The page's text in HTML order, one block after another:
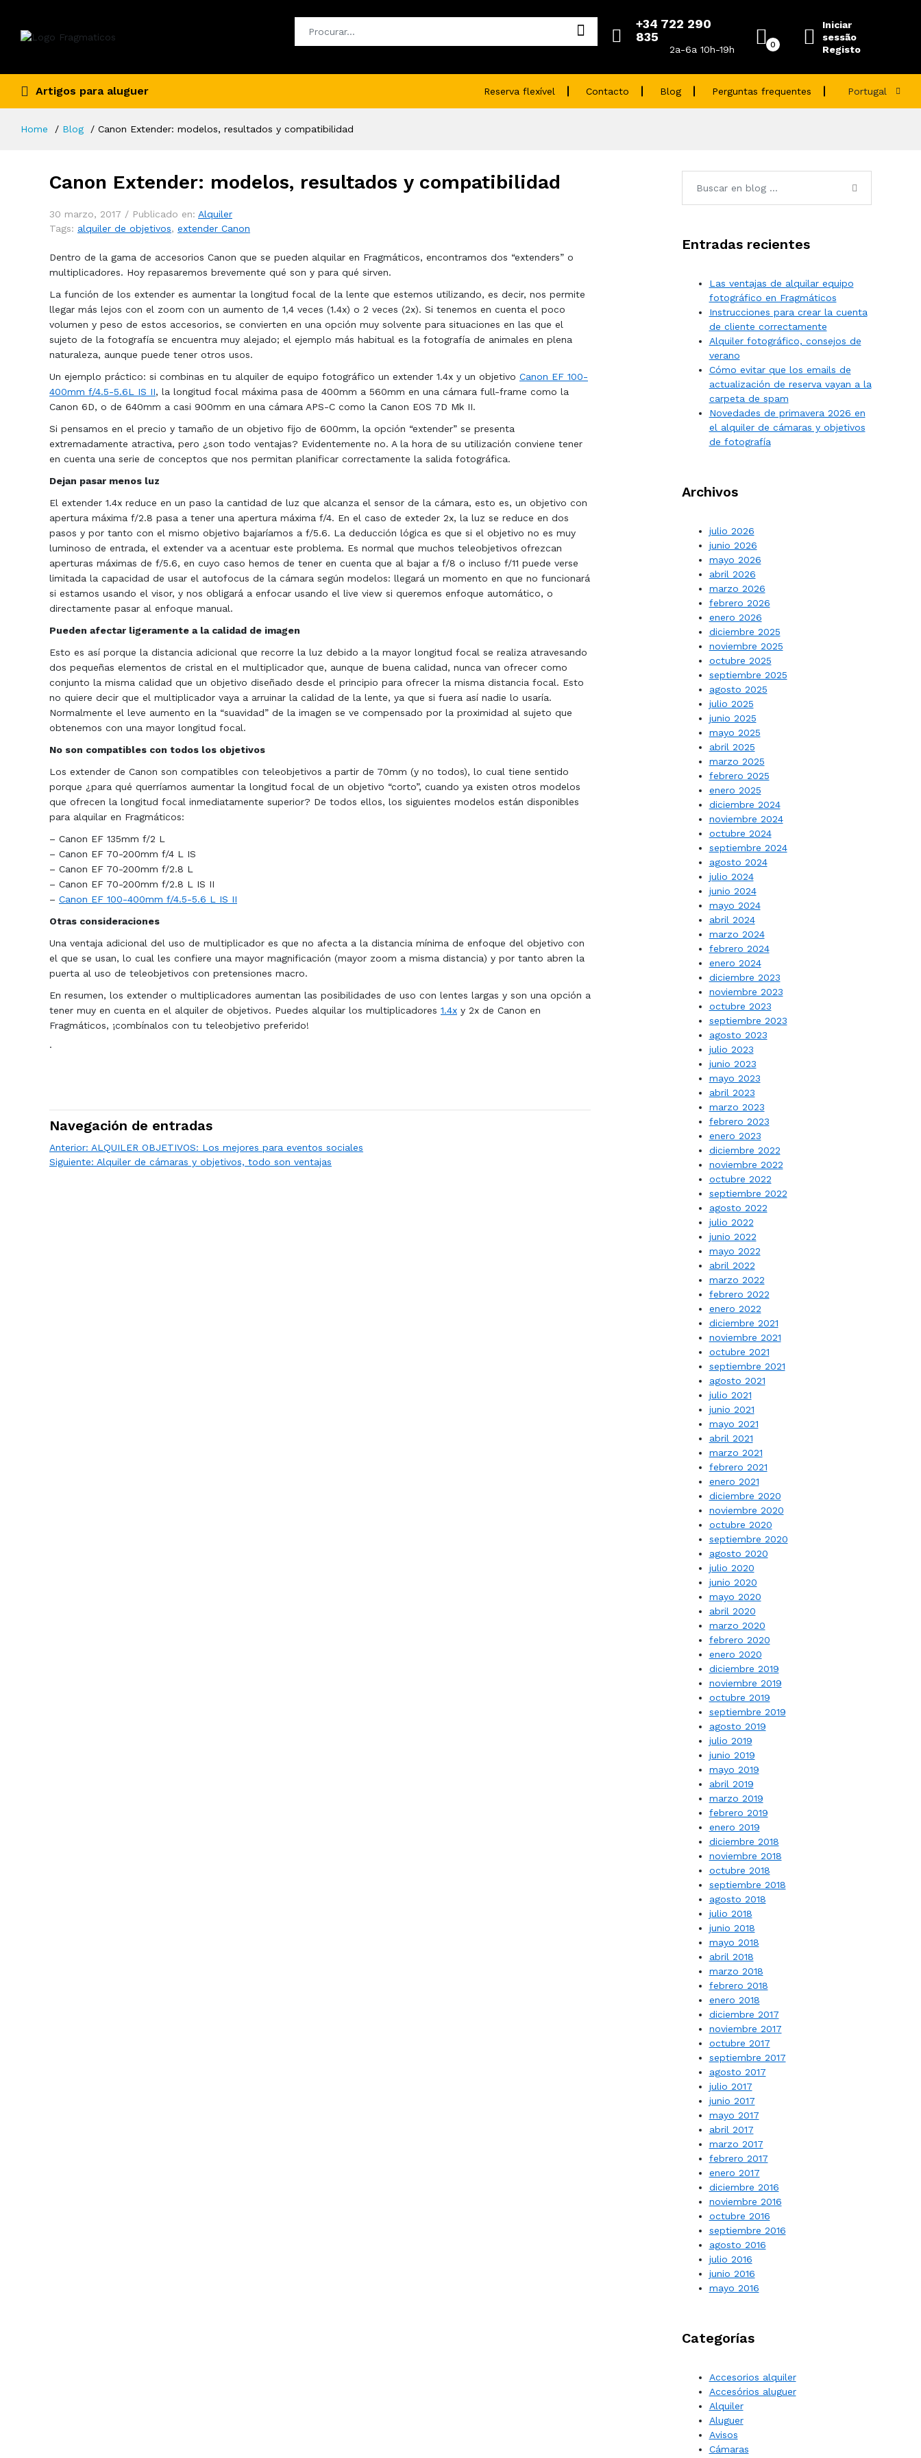
+34 722 290
835
2a-6a 10h-19h 0
Iniciar
sessão
Registo
Artigos para aluguer Reserva flexível Contacto Blog Perguntas frequentes Portugal
Home Blog Canon Extender: modelos, resultados y compatibilidad
Canon Extender: modelos, resultados y compatibilidad
30 marzo, 2017 / Publicado en: Alquiler
Tags: alquiler de objetivos, extender Canon
Dentro de la gama de accesorios Canon que se pueden alquilar en Fragmáticos, encontramos dos “extenders” o
multiplicadores. Hoy repasaremos brevemente qué son y para qué sirven.
La función de los extender es aumentar la longitud focal de la lente que estemos utilizando, es decir, nos permite
llegar más lejos con el zoom con un aumento de 1,4 veces (1.4x) o 2 veces (2x). Si tenemos en cuenta el poco
volumen y peso de estos accesorios, se convierten en una opción muy solvente para situaciones en las que el
sujeto de la fotografía se encuentra muy alejado; el ejemplo más habitual es la fotografía de animales en plena
naturaleza, aunque puede tener otros usos.
Un ejemplo práctico: si combinas en tu alquiler de equipo fotográfico un extender 1.4x y un objetivo Canon EF 100-
400mm f/4.5-5.6L IS II, la longitud focal máxima pasa de 400mm a 560mm en una cámara full-frame como la
Canon 6D, o de 640mm a casi 900mm en una cámara APS-C como la Canon EOS 7D Mk II.
Si pensamos en el precio y tamaño de un objetivo fijo de 600mm, la opción “extender” se presenta
extremadamente atractiva, pero ¿son todo ventajas? Evidentemente no. A la hora de su utilización conviene tener
en cuenta una serie de conceptos que nos permitan planificar correctamente la salida fotográfica.
Dejan pasar menos luz
El extender 1.4x reduce en un paso la cantidad de luz que alcanza el sensor de la cámara, esto es, un objetivo con
apertura máxima f/2.8 pasa a tener una apertura máxima f/4. En el caso de exteder 2x, la luz se reduce en dos
pasos y por tanto con el mismo objetivo bajaríamos a f/5.6. La deducción lógica es que si el objetivo no es muy
luminoso de entrada, el extender va a acentuar este problema. Es normal que muchos teleobjetivos ofrezcan
aperturas máximas de f/5.6, en cuyo caso hemos de tener en cuenta que al bajar a f/8 o incluso f/11 puede verse
limitada la capacidad de usar el autofocus de la cámara según modelos: llegará un momento en que no funcionará
si estamos usando el visor, y nos obligará a enfocar usando el live view si queremos enfoque automático, o
directamente pasar al enfoque manual.
Pueden afectar ligeramente a la calidad de imagen
Esto es así porque la distancia adicional que recorre la luz debido a la mayor longitud focal se realiza atravesando
dos pequeñas elementos de cristal en el multiplicador que, aunque de buena calidad, nunca van ofrecer como
conjunto la misma calidad que un objetivo diseñado desde el principio para ofrecer la misma distancia focal. Esto
no quiere decir que el multiplicador vaya a arruinar la calidad de la lente, ya que si fuera así nadie lo usaría.
Normalmente el leve aumento en la “suavidad” de la imagen se ve compensado por la proximidad al sujeto que
obtenemos con una mayor longitud focal.
No son compatibles con todos los objetivos
Los extender de Canon son compatibles con teleobjetivos a partir de 70mm (y no todos), lo cual tiene sentido
porque ¿para qué querríamos aumentar la longitud focal de un objetivo “corto”, cuando ya existen otros modelos
que ofrecen la longitud focal inmediatamente superior? De todos ellos, los siguientes modelos están disponibles
para alquilar en Fragmáticos:
– Canon EF 135mm f/2 L
– Canon EF 70-200mm f/4 L IS
– Canon EF 70-200mm f/2.8 L
– Canon EF 70-200mm f/2.8 L IS II
– Canon EF 100-400mm f/4.5-5.6 L IS II
Otras consideraciones
Una ventaja adicional del uso de multiplicador es que no afecta a la distancia mínima de enfoque del objetivo con
el que se usan, lo cual les confiere una mayor magnificación (mayor zoom a misma distancia) y por tanto abren la
puerta al uso de teleobjetivos con pretensiones macro.
En resumen, los extender o multiplicadores aumentan las posibilidades de uso con lentes largas y son una opción a
tener muy en cuenta en el alquiler de objetivos. Puedes alquilar los multiplicadores 1.4x y 2x de Canon en
Fragmáticos, ¡combínalos con tu teleobjetivo preferido!
·
Navegación de entradas
Anterior: ALQUILER OBJETIVOS: Los mejores para eventos sociales
Siguiente: Alquiler de cámaras y objetivos, todo son ventajas
Entradas recientes
Las ventajas de alquilar equipo
fotográfico en Fragmáticos
Instrucciones para crear la cuenta
de cliente correctamente
Alquiler fotográfico, consejos de
verano
Cómo evitar que los emails de
actualización de reserva vayan a la
carpeta de spam
Novedades de primavera 2026 en
el alquiler de cámaras y objetivos
de fotografía
Archivos
julio 2026
junio 2026
mayo 2026
abril 2026
marzo 2026
febrero 2026
enero 2026
diciembre 2025
noviembre 2025
octubre 2025
septiembre 2025
agosto 2025
julio 2025
junio 2025
mayo 2025
abril 2025
marzo 2025
febrero 2025
enero 2025
diciembre 2024
noviembre 2024
octubre 2024
septiembre 2024
agosto 2024
julio 2024
junio 2024
mayo 2024
abril 2024
marzo 2024
febrero 2024
enero 2024
diciembre 2023
noviembre 2023
octubre 2023
septiembre 2023
agosto 2023
julio 2023
junio 2023
mayo 2023
abril 2023
marzo 2023
febrero 2023
enero 2023
diciembre 2022
noviembre 2022
octubre 2022
septiembre 2022
agosto 2022
julio 2022
junio 2022
mayo 2022
abril 2022
marzo 2022
febrero 2022
enero 2022
diciembre 2021
noviembre 2021
octubre 2021
septiembre 2021
agosto 2021
julio 2021
junio 2021
mayo 2021
abril 2021
marzo 2021
febrero 2021
enero 2021
diciembre 2020
noviembre 2020
octubre 2020
septiembre 2020
agosto 2020
julio 2020
junio 2020
mayo 2020
abril 2020
marzo 2020
febrero 2020
enero 2020
diciembre 2019
noviembre 2019
octubre 2019
septiembre 2019
agosto 2019
julio 2019
junio 2019
mayo 2019
abril 2019
marzo 2019
febrero 2019
enero 2019
diciembre 2018
noviembre 2018
octubre 2018
septiembre 2018
agosto 2018
julio 2018
junio 2018
mayo 2018
abril 2018
marzo 2018
febrero 2018
enero 2018
diciembre 2017
noviembre 2017
octubre 2017
septiembre 2017
agosto 2017
julio 2017
junio 2017
mayo 2017
abril 2017
marzo 2017
febrero 2017
enero 2017
diciembre 2016
noviembre 2016
octubre 2016
septiembre 2016
agosto 2016
julio 2016
junio 2016
mayo 2016
Categorías
Accesorios alquiler
Accesórios aluguer
Alquiler
Aluguer
Avisos
Cámaras